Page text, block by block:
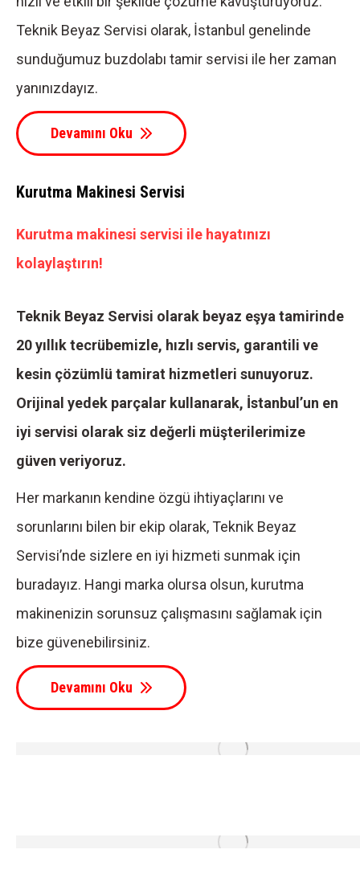
Teknik Beyaz Servisi olarak, İstanbul genelinde
sunduğumuz buzdolabı tamir servisi ile her zaman
yanınızdayız.
Devamını Oku
Kurutma Makinesi Servisi
Kurutma makinesi servisi ile hayatınızı
kolaylaştırın!
Teknik Beyaz Servisi olarak beyaz eşya tamirinde
20 yıllık tecrübemizle, hızlı servis, garantili ve
kesin çözümlü tamirat hizmetleri sunuyoruz.
Orijinal yedek parçalar kullanarak, İstanbul’un en
iyi servisi olarak siz değerli müşterilerimize
güven veriyoruz.
Her markanın kendine özgü ihtiyaçlarını ve
sorunlarını bilen bir ekip olarak, Teknik Beyaz
Servisi’nde sizlere en iyi hizmeti sunmak için
buradayız. Hangi marka olursa olsun, kurutma
makinenizin sorunsuz çalışmasını sağlamak için
bize güvenebilirsiniz.
Devamını Oku